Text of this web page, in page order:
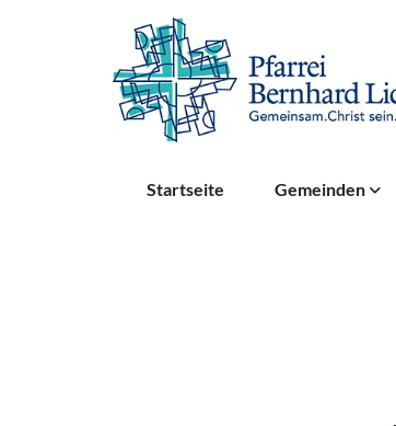
Startseite Gemeinden